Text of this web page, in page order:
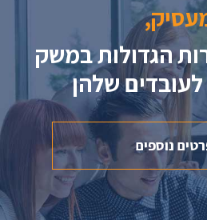
הגדולות במשק
שלהן
נוספים